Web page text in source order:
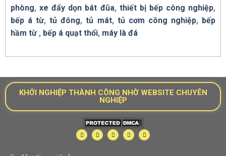
phòng,xe đẩy dọn bát đũa, thiết bị bếp công nghiệp,
bếp á từ,tủ đông,tủ mát, tủ cơm công nghiệp, bếp
hầm từ, bếp á quạt thổi, máy là đá
KHỞI NGHIỆP THÀNH CÔNG NHỜ WEBSITE CHUYÊN
NGHIỆP